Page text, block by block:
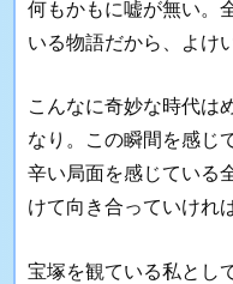
何もかもに嘘が無い。
いる物語だから、よけ
こんなに奇妙な時代は
なり。この瞬間を感じ
辛い局面を感じている
けて向き合っていけれ
宝塚を観ている私とし